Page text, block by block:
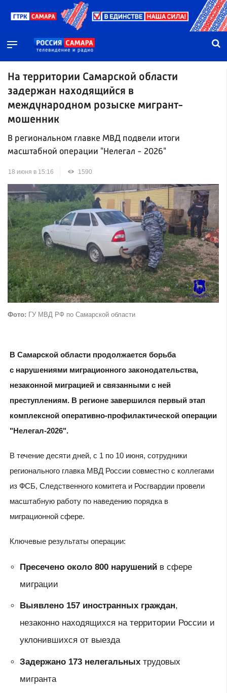
На территории Самарской области
задержан находящийся в
международном розыске мигрант-
мошенник
В региональном главке МВД подвели итоги
масштабной операции "Нелегал - 2026"
18 июня в 15:16 1590
Фото: ГУ МВД РФ по Самарской области
В Самарской области продолжается борьба
с нарушениями миграционного законодательства,
незаконной миграцией и связанными с ней
преступлениям. В регионе завершился первый этап
комплексной оперативно-профилактической операции
"Нелегал-2026".
В течение десяти дней, с 1 по 10 июня, сотрудники
регионального главка МВД России совместно с коллегами
из ФСБ, Следственного комитета и Росгвардии провели
масштабную работу по наведению порядка в
миграционной сфере.
Ключевые результаты операции:
Пресечено около 800 нарушенийв сфере
миграции
Выявлено 157 иностранных граждан,
незаконно находящихся на территории России и
уклонившихся от выезда
Задержано 173 нелегальных трудовых
мигранта